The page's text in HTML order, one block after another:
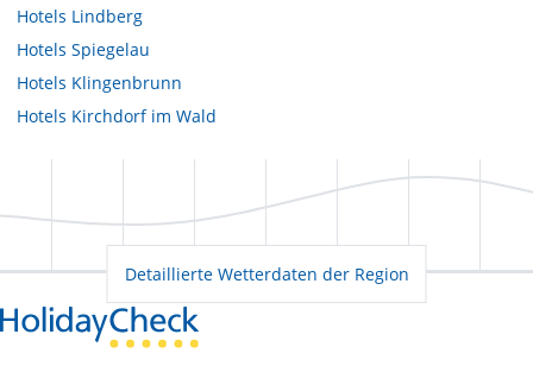
Hotels Lindberg
Hotels Spiegelau
Hotels Klingenbrunn
Hotels Kirchdorf im Wald
Detaillierte Wetterdaten der Region